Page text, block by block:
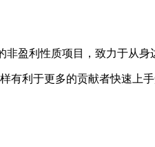
盈利性质项目，致力于从身
有利于更多的贡献者快速上